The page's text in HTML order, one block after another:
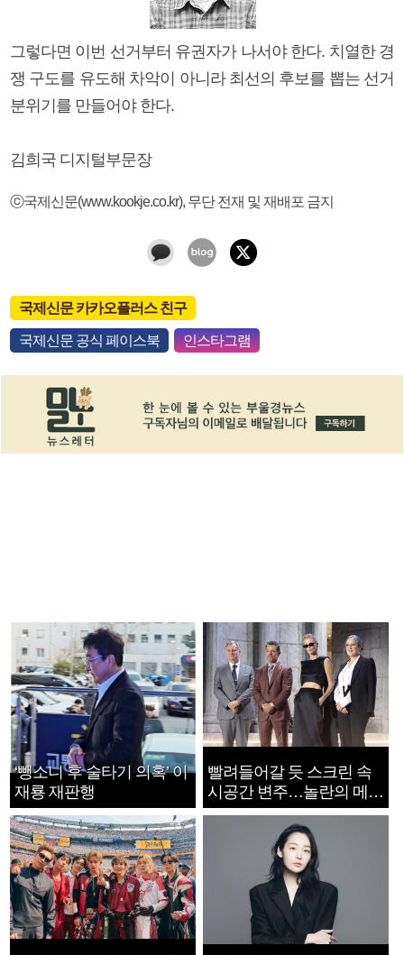
그렇다면 이번 선거부터 유권자가 나서야 한다. 치열한 경
쟁 구도를 유도해 차악이 아니라 최선의 후보를 뽑는 선거
분위기를 만들어야 한다.
김희국 디지털부문장
ⓒ국제신문(www.kookje.co.kr), 무단 전재 및 재배포 금지
국제신문 카카오플러스 친구
국제신문 공식 페이스북 인스타그램
‘뺑소니 후 술타기 의혹’ 이
재룡 재판행
빨려들어갈 듯 스크린 속
시공간 변주…놀란의 메시
지는 ‘전쟁 속죄’